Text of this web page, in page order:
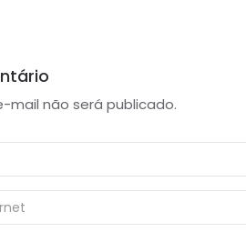
mail não será publicado.